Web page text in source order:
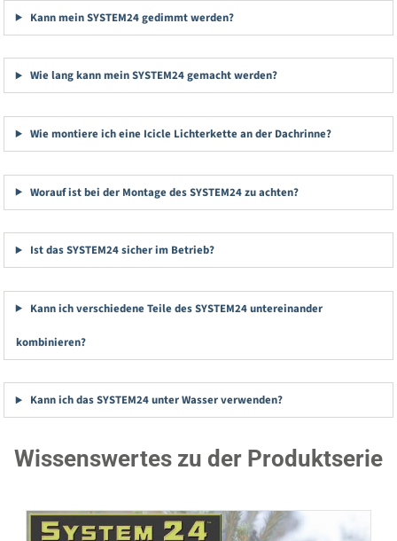
Kann mein SYSTEM24 gedimmt werden?
Wie lang kann mein SYSTEM24 gemacht werden?
Wie montiere ich eine Icicle Lichterkette an der Dachrinne?
Worauf ist bei der Montage des SYSTEM24 zu achten?
Ist das SYSTEM24 sicher im Betrieb?
Kann ich verschiedene Teile des SYSTEM24 untereinander
kombinieren?
Kann ich das SYSTEM24 unter Wasser verwenden?
Wissenswertes zu der Produktserie